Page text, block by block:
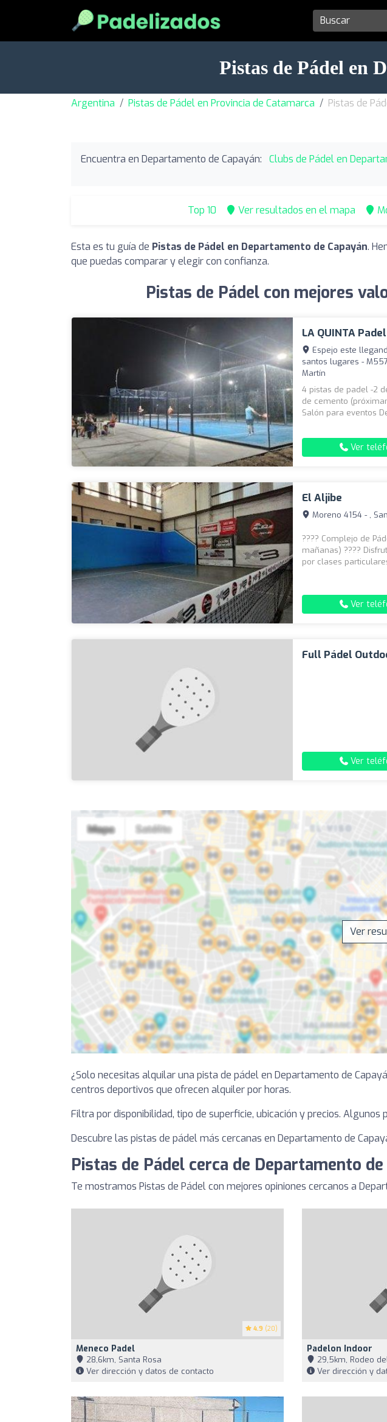
Pistas de Pádel en
Argentina Pistas de Pádel en Provincia de Catamarca Pistas de
Encuentra en Departamento de Capayán: Clubs de Pádel en
Top 10 Ver resultados en el mapa
Esta es tu guía de Pistas de Pádel en Departamento de Capayán.
que puedas comparar y elegir con confianza.
Pistas de Pádel con mejores
LA QUINTA
Espejo este
santos lugares -
Martín
4 pistas de padel -2
de cemento
Salón para eventos
Ver
El Aljibe
Moreno 4154 - ,
???? Complejo de
mañanas) ????
por clases
Ver
Full Pádel
Ver
Ver
¿Solo necesitas alquilar una pista de pádel en Departamento de
centros deportivos que ofrecen alquiler por horas.
Filtra por disponibilidad, tipo de superficie, ubicación y precios.
Descubre las pistas de pádel más cercanas en Departamento de
Pistas de Pádel cerca de Departamento de
Te mostramos Pistas de Pádel con mejores opiniones cercanos a
4.9 (20)
Meneco Padel
28,6km, Santa Rosa
Ver dirección y datos de contacto
Padelon Indoor
29,5km, Rodeo
Ver dirección y